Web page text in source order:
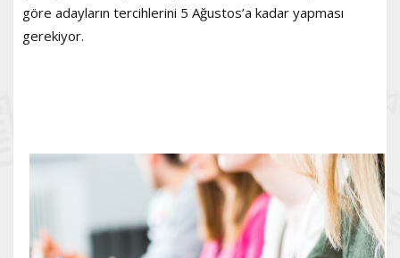
göre adayların tercihlerini 5 Ağustos’a kadar yapması
gerekiyor.